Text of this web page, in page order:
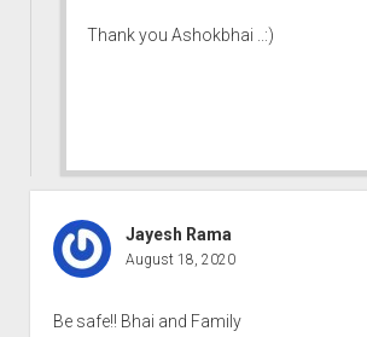
Thank you Ashokbhai ..:)
Jayesh Rama
August 18, 2020
Be safe!! Bhai and Family